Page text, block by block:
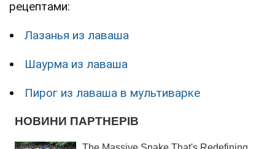
рецептами:
Лазанья из лаваша
Шаурма из лаваша
Пирог из лаваша в мультиварке